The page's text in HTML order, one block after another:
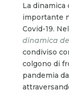
La dinamica
importante
Covid-19.
dinamica
condiviso
colgono di
pandemia